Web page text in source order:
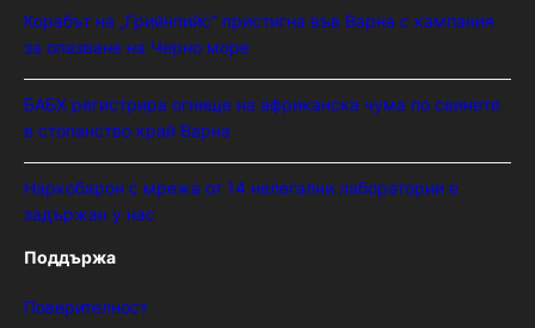
Корабът на „Грийнпийс“ пристигна във Варна с кампания
за опазване на Черно море
БАБХ регистрира огнище на африканска чума по свинете
в стопанство край Варна
Наркобарон с мрежа от 14 нелегални лаборатории е
задържан у нас
Поддържа
Поверителност